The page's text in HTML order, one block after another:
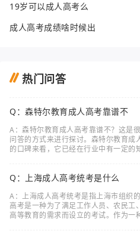
19岁可以成人高考么
成人高考成绩啥时候出
热门问答
Q：森特尔教育成人高考靠谱不
A：森特尔教育成人高考靠谱不？这是
问答的方式来进行探讨。森特尔教育成
的口碑来看，它已经在行业中有一定的
Q：上海成人高考统考是什么
A：上海成人高考统考是指上海市组织
高考是一种为了满足工作人员、农民工
高等教育的需求而设立的考试。作为一